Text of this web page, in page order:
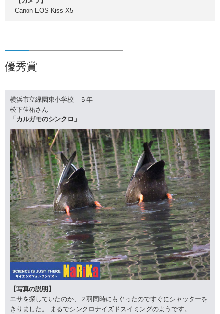
Canon EOS Kiss X5
優秀賞
横浜市立緑園東小学校 ６年
松下佳祐さん
「カルガモのシンクロ」
【写真の説明】
エサを探していたのか、２羽同時にもぐったのですぐにシャッターを
きりました。 まるでシンクロナイズドスイミングのようです。